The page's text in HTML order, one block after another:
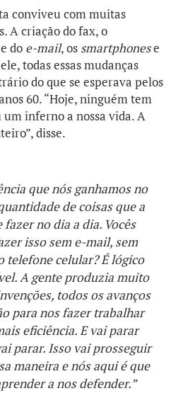
conviveu com muitas
A criação do fax, o
do e-mail, os smartphonese
todas essas mudanças
do que se esperava pelos
60. “Hoje, ninguém tem
inferno a nossa vida. A
disse.
que nós ganhamos no
de coisas que a
fazer no dia a dia. Vocês
isso sem e-mail, sem
telefone celular? É lógico
A gente produzia muito
todos os avanços
para nos fazer trabalhar
eficiência. E vai parar
parar. Isso vai prosseguir
maneira e nós aqui é que
a nos defender.”